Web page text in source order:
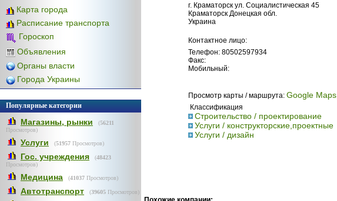
Карта города
Расписание транспорта
Гороскоп
Объявления
Органы власти
Города Украины
Популярные категории
Магазины, рынки (56211
Просмотров)
Услуги (51957 Просмотров)
Гос. учреждения (48423
Просмотров)
Медицина (41037 Просмотров)
Автотранспорт (39605 Просмотров)
г. Краматорск ул. Социалистическая 45
Краматорск Донецкая обл.
Украина
Контактное лицо:
Телефон: 80502597934
Факс:
Мобильный:
Просмотр карты / маршрута: Google Maps
Классификация
Строительство / проектирование
Услуги / конструкторские,проектные
Услуги / дизайн